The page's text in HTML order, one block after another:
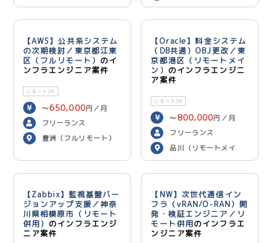
【AWS】公共系システム
の次期検討／東京都江東
区（フルリモート） のイ
ンフラエンジニア案件
リモートOK
〜650,000円／月
フリーランス
豊洲（フルリモート）
【Oracle】料金システム
（DB共通）OBJ更改／東
京都港区（リモートメイ
ン） のインフラエンジニ
ア案件
リモートOK
〜 800,000円／月
フリーランス
品川（リモートメイ
ン）
【Zabbix】監視基盤バー
ジョンアップ支援／神奈
川県相模原市（リモート
併用） のインフラエンジ
ニア案件
【NW】次世代通信イン
フラ（vRAN/O-RAN）開
発・検証エンジニア／リ
モート併用のインフラエ
ンジニア案件